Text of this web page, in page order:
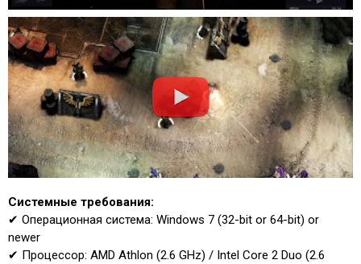
Системные требования:
✔ Операционная система: Windows 7 (32-bit or 64-bit) or
newer
✔ Процессор: AMD Athlon (2.6 GHz) / Intel Core 2 Duo (2.6